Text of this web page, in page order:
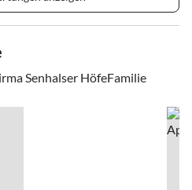
Senhalser HöfeFamilie